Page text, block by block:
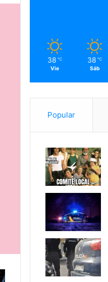
38 ℃
Vie
38 ℃
Sáb
Popular